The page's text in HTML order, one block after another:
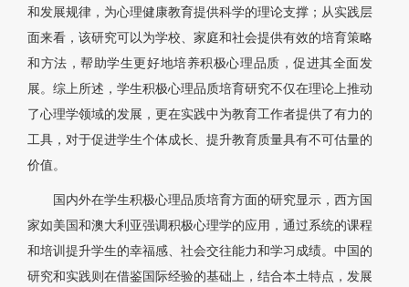
和发展规律，为心理健康教育提供科学的理论支撑；从实践层
面来看，该研究可以为学校、家庭和社会提供有效的培育策略
和方法，帮助学生更好地培养积极心理品质，促进其全面发
展。综上所述，学生积极心理品质培育研究不仅在理论上推动
了心理学领域的发展，更在实践中为教育工作者提供了有力的
工具，对于促进学生个体成长、提升教育质量具有不可估量的
价值。
国内外在学生积极心理品质培育方面的研究显示，西方国
家如美国和澳大利亚强调积极心理学的应用，通过系统的课程
和培训提升学生的幸福感、社会交往能力和学习成绩。中国的
研究和实践则在借鉴国际经验的基础上，结合本土特点，发展